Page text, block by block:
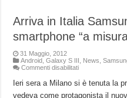
Arriva in Italia
smartphone “a
31 Maggio, 2012
Android ,Galaxy S III News ,
Commenti disabilitatisu
in
Samsung
Ieri sera a Milano si è tenuta la
vedeva come protagonista il